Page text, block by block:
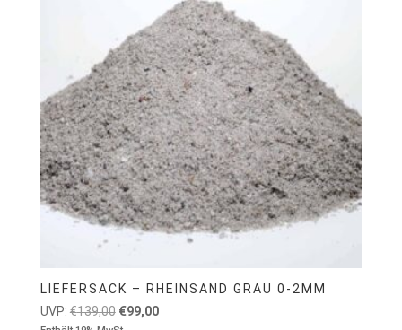
LIEFERSACK – RHEINSAND GRAU 0-2MM
UVP: €139,00 Ursprünglicher
€99,00Aktueller